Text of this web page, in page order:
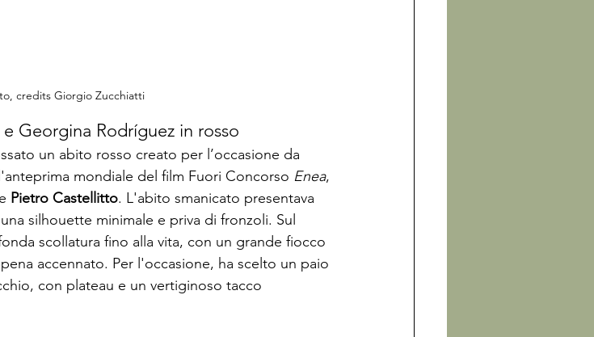
credits Giorgio Zucchiatti
Georgina Rodríguez in rosso
un abito rosso creato per l’occasione da
mondiale del film Fuori Concorso Enea,
Pietro Castellitto. L'abito smanicato presentava
silhouette minimale e priva di fronzoli. Sul
scollatura fino alla vita, con un grande fiocco
accennato. Per l'occasione, ha scelto un paio
con plateau e un vertiginoso tacco